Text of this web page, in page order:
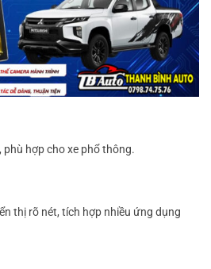
phù hợp cho xe phổ thông.
thị rõ nét, tích hợp nhiều ứng dụng